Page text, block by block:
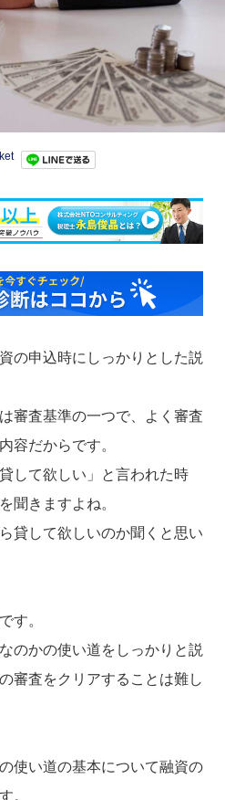
の申込時にしっかりとした説
審査基準の一つで、よく審査
容だからです。
して欲しい」と言われた時
聞きますよね。
貸して欲しいのか聞くと思い
す。
のかの使い道をしっかりと説
審査をクリアすることは難し
使い道の基本について融資の
。